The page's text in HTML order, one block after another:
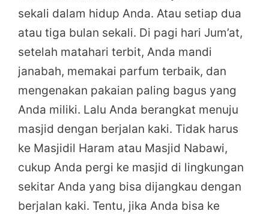
sekali dalam hidup Anda. Atau setiap dua
atau tiga bulan sekali. Di pagi hari Jum’at,
setelah matahari terbit, Anda mandi
janabah, memakai parfum terbaik, dan
mengenakan pakaian paling bagus yang
Anda miliki. Lalu Anda berangkat menuju
masjid dengan berjalan kaki. Tidak harus
ke Masjidil Haram atau Masjid Nabawi,
cukup Anda pergi ke masjid di lingkungan
sekitar Anda yang bisa dijangkau dengan
berjalan kaki. Tentu, jika Anda bisa ke